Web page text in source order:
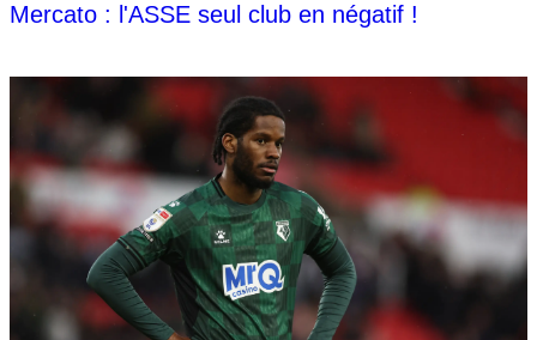
Mercato : l'ASSE seul club en négatif !